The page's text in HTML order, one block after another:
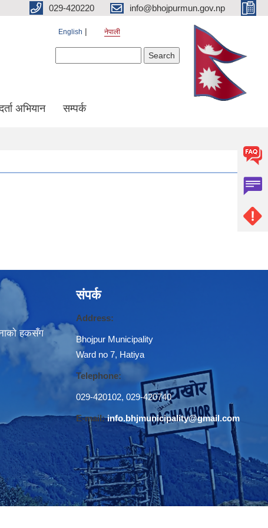
029-420220 info@bhojpurmun.gov.np
English नेपाली
अभियान सम्पर्क
हकसँग
संपर्क
Address:
Bhojpur Municipality
Ward no 7, Hatiya
Telephone:
029-420102, 029-420740
E-mail:info.bhjmunicipality@gmail.com